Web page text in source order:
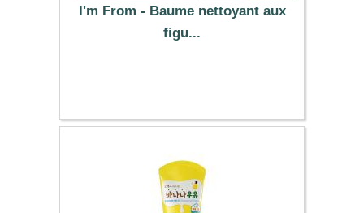
I'm From - Baume nettoyant aux
figu...